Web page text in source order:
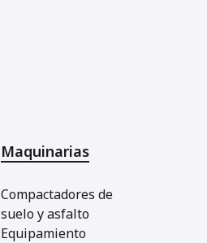
Maquinarias
Compactadores de
suelo y asfalto
Equipamiento